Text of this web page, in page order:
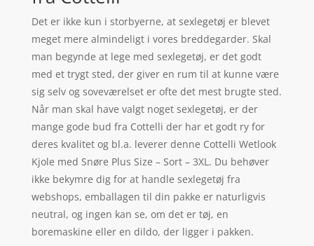
Det er ikke kun i storbyerne, at sexlegetøj er blevet
meget mere almindeligt i vores breddegarder. Skal
man begynde at lege med sexlegetøj, er det godt
med et trygt sted, der giver en rum til at kunne være
sig selv og soveværelset er ofte det mest brugte sted.
Når man skal have valgt noget sexlegetøj, er der
mange gode bud fra Cottelli der har et godt ry for
deres kvalitet og bl.a. leverer denne Cottelli Wetlook
Kjole med Snøre Plus Size – Sort – 3XL. Du behøver
ikke bekymre dig for at handle sexlegetøj fra
webshops, emballagen til din pakke er naturligvis
neutral, og ingen kan se, om det er tøj, en
boremaskine eller en dildo, der ligger i pakken.